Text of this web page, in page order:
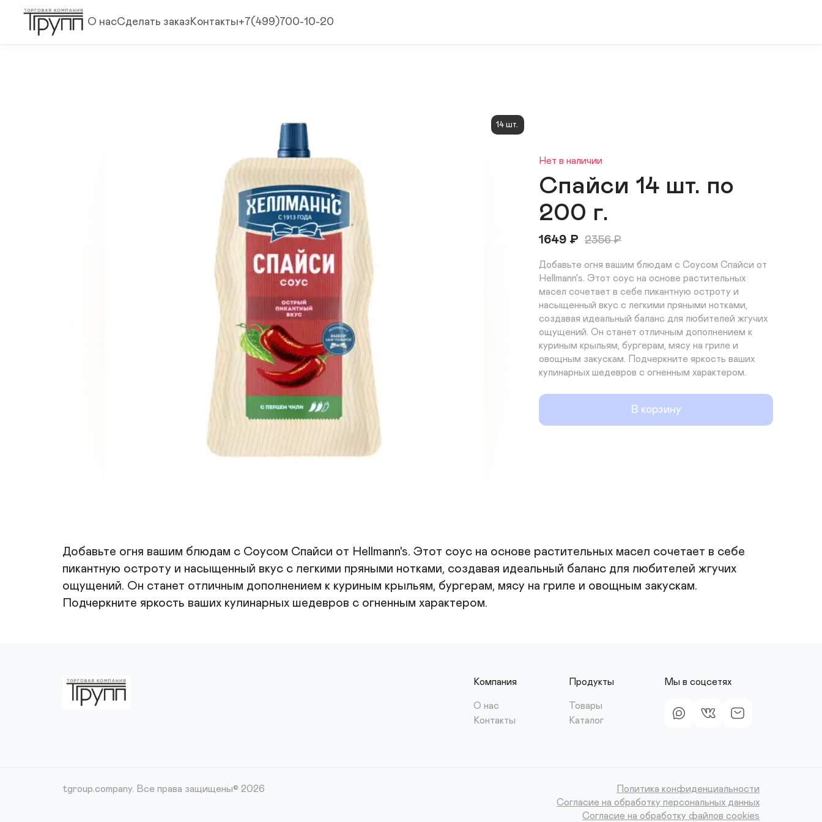
О насСделать заказКонтакты+7(499)700-10-20
14 шт.
Нет в наличии
Спайси 14 шт. по
200 г.
1649 ₽ 2356₽
Добавьте огня вашим блюдам с Соусом Спайси от
Hellmann's. Этот соус на основе растительных
масел сочетает в себе пикантную остроту и
насыщенный вкус с легкими пряными нотками,
создавая идеальный баланс для любителей жгучих
ощущений. Он станет отличным дополнением к
куриным крыльям, бургерам, мясу на гриле и
овощным закускам. Подчеркните яркость ваших
кулинарных шедевров с огненным характером.
В корзину
Добавьте огня вашим блюдам с Соусом Спайси от Hellmann's. Этот соус на основе растительных масел сочетает в себе
пикантную остроту и насыщенный вкус с легкими пряными нотками, создавая идеальный баланс для любителей жгучих
ощущений. Он станет отличным дополнением к куриным крыльям, бургерам, мясу на гриле и овощным закускам.
Подчеркните яркость ваших кулинарных шедевров с огненным характером.
Компания
О нас
Контакты
Продукты
Товары
Каталог
Мы в соцсетях
tgroup.company. Все права защищены© 2026
Политика конфиденциальности
Согласие на обработку персональных данных
Согласие на обработку файлов cookies